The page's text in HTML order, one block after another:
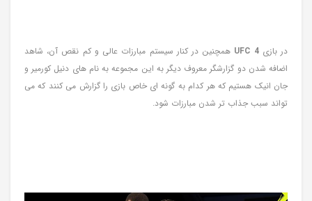
در بازیUFC 4 همچنین در کنار سیستم مبارزات عالی و کم نقص آن، شاهد
اضافه شدن دو گزارشگر معروف دیگر به این مجموعه به نام های دنیل کورمیر و
جان انیک هستیم که هر کدام به گونه ای خاص بازی را گزارش می کنند که می
تواند سبب جذاب تر شدن مبارزات شود.